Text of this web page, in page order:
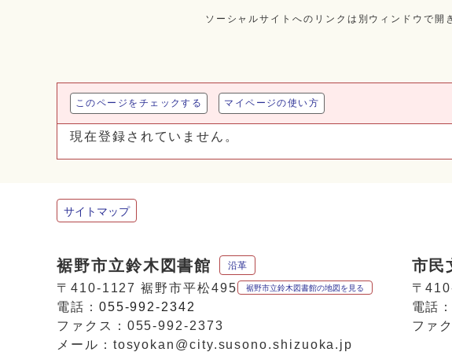
ソーシャルサイトへのリンクは別ウィンドウで開
このページをチェックする マイページの使い方
現在登録されていません。
サイトマップ
裾野市立鈴木図書館 沿革
〒410-1127 裾野市平松495 裾野市立鈴木図書館の地図を見る
電話： 055-992-2342
ファクス：055-992-2373
メール：tosyokan@city.susono.shizuoka.jp
市民
〒
電話
ファ